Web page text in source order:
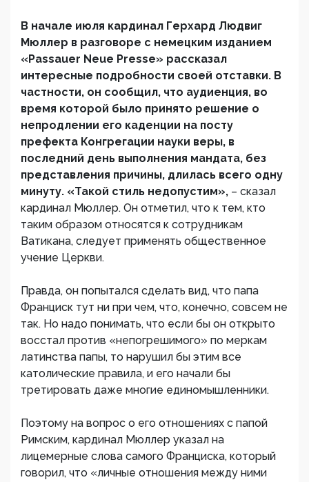
В начале июля кардинал Герхард Людвиг
Мюллер в разговоре с немецким изданием
«Passauer Neue Presse» рассказал
интересные подробности своей отставки. В
частности, он сообщил, что аудиенция, во
время которой было принято решение о
непродлении его каденции на посту
префекта Конгрегации науки веры, в
последний день выполнения мандата, без
представления причины, длилась всего одну
минуту. «Такой стиль недопустим», – сказал
кардинал Мюллер. Он отметил, что к тем, кто
таким образом относятся к сотрудникам
Ватикана, следует применять общественное
учение Церкви.
Правда, он попытался сделать вид, что папа
Франциск тут ни при чем, что, конечно, совсем не
так. Но надо понимать, что если бы он открыто
восстал против «непогрешимого» по меркам
латинства папы, то нарушил бы этим все
католические правила, и его начали бы
третировать даже многие единомышленники.
Поэтому на вопрос о его отношениях с папой
Римским, кардинал Мюллер указал на
лицемерные слова самого Франциска, который
говорил, что «личные отношения между ними